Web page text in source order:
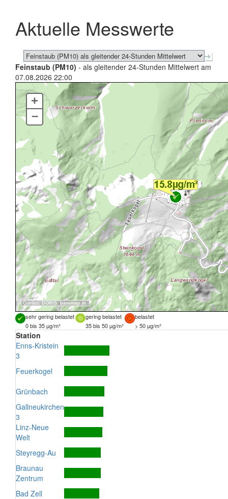
schließen
Aktuelle Messwerte
Feinstaub (PM10) - als gleitender 24-Stunden Mittelwert am
07.08.2026 22:00
Quellen: DORIS, basemap.at
+
–
sehr gering belastet gering belastet
belastet
0 bis 35 µg/m³
35 bis 50 µg/m³ > 50 µg/m³
Station
Enns-Kristein
3
Feuerkogel
Grünbach
Gallneukirchen
3
Linz-Neue
Welt
Steyregg-Au
Braunau
Zentrum
Bad Zell